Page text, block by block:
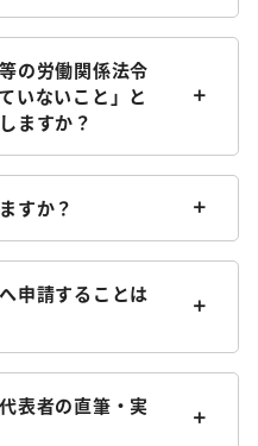
の労働関係法令
いないこと」と
ますか？
すか？
申請することは
表者の直筆・実